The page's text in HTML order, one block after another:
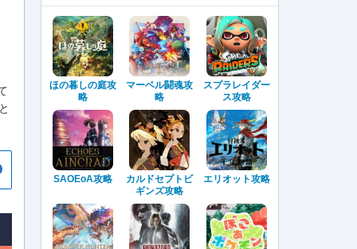
ほの暮しの庭攻
略
マーベル闘魂攻
略
スプラレイダー
ス攻略
SAOEoA攻略
カルドセプトビ
ギンズ攻略
エリオット攻略